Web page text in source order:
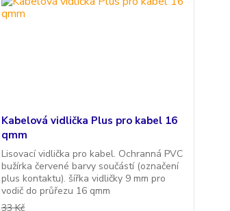
Kabelová vidlička Plus pro kabel 16
qmm
Lisovací vidlička pro kabel. Ochranná PVC
bužírka červené barvy součástí (označení
plus kontaktu). šířka vidličky 9 mm pro
vodič do průřezu 16 qmm
33 Kč